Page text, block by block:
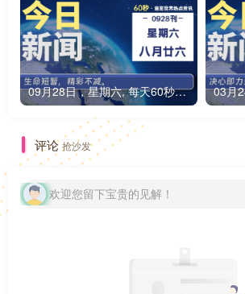
09月28日，星期六, 每天60秒读懂全世界！
评论 抢沙发
欢迎您留下宝贵的见解！